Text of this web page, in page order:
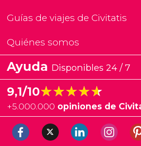
Guías de viajes de Civitatis
Quiénes somos
Ayuda Disponibles 24 / 7
9,1/10★★★★★
★★★★★
+5.000.000 opiniones de